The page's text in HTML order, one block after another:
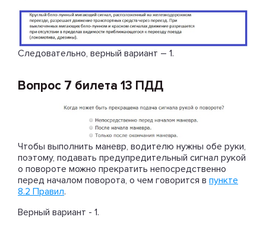
Следовательно, верный вариант – 1.
Вопрос 7 билета 13 ПДД
Чтобы выполнить маневр, водителю нужны обе руки,
поэтому, подавать предупредительный сигнал рукой
о повороте можно прекратить непосредственно
перед началом поворота, о чем говорится в пункте
8.2 Правил.
Верный вариант - 1.